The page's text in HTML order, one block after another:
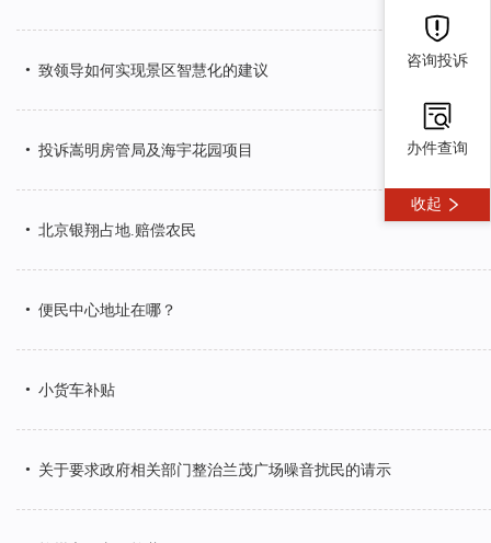
• 致领导如何实现景区智慧化的建议
• 投诉嵩明房管局及海宇花园项目
• 北京银翔占地.赔偿农民
• 便民中心地址在哪？
• 小货车补贴
• 关于要求政府相关部门整治兰茂广场噪音扰民的请示
咨询投诉
办件查询
收起